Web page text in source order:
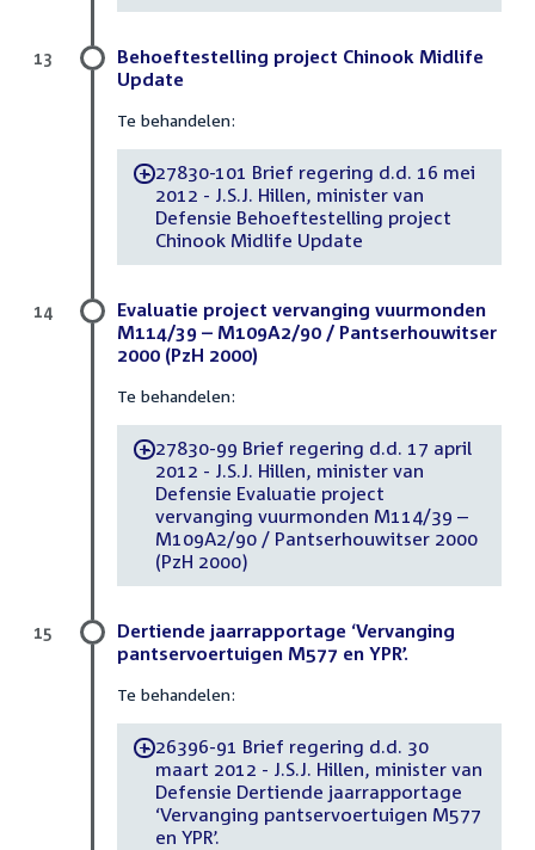
Behoeftestelling project Chinook Midlife
Update
Te behandelen:
-27830-101 Brief regering d.d. 16 mei
2012 - J.S.J. Hillen, minister van
Defensie Behoeftestelling project
Chinook Midlife Update
13
Evaluatie project vervanging vuurmonden
M114/39 – M109A2/90 / Pantserhouwitser
2000 (PzH 2000)
Te behandelen:
-27830-99 Brief regering d.d. 17 april
2012 - J.S.J. Hillen, minister van
Defensie Evaluatie project
vervanging vuurmonden M114/39 –
M109A2/90 / Pantserhouwitser 2000
(PzH 2000)
14
Dertiende jaarrapportage ‘Vervanging
pantservoertuigen M577 en YPR’.
Te behandelen:
-26396-91 Brief regering d.d. 30
maart 2012 - J.S.J. Hillen, minister van
Defensie Dertiende jaarrapportage
‘Vervanging pantservoertuigen M577
en YPR’.
15